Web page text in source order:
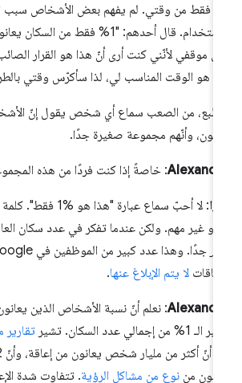
20 فقط من وقتي. لم يفهم بعض الأشخاص سبب
الاستخدام. قال أحدهم: "1% فقط من
موقفي لأنّني كنت أرى أنّ هذا هو القرار الصائب،
هو الوقت المناسب لي، لذا سأكرّس وقتي بالطريقة
من الصعب سماع أي شخص يقول إنّ الأشخاص
وأنّهم مجموعة صغيرة جدًا.
: خاصةً إذا كنت فردًا من هذه
: لا أحبّ سماع عبارة "هذا هو %1
غير مهم. ولكن عندما تفكر في عدد سكان العالم،
جدًا. وهذا عدد كبير من الموظفين في Google.
لا يتم الإبلاغ عنها .
: نعلم أنّ نسبة الأشخاص الذين يعانون
1% من إجمالي عدد السكان. تشير
تقارير
من نوع من مشاكل الرؤية . تتفاوت شدة الإعاقة